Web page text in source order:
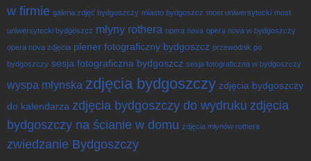
w firmie galeria zdjęć bydgoszczy miasto bydgoszcz most uniwersytecki most
uniwersytecki bydgoszcz młyny rothera opera nova opera nova w bydgoszczy
opera nova zdjęcia plener fotograficzny bydgoszcz przewodnik po
bydgoszczy sesja fotograficzna bydgoszcz sesja fotograficzna w bydgoszczy
wyspa młynska zdjęcia bydgoszczy zdjęcia bydgoszczy
do kalendarza zdjęcia bydgoszczy do wydruku zdjęcia
bydgoszczy na ścianie w domu zdjęcia młynów rothera
zwiedzanie Bydgoszczy